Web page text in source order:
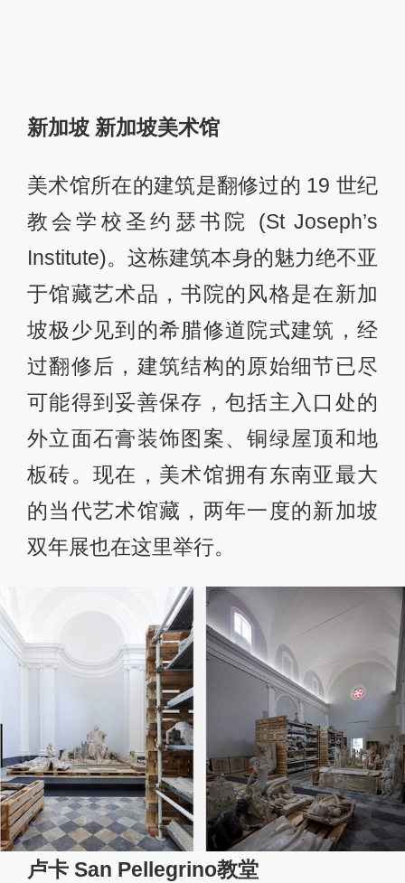
新加坡 新加坡美术馆
美术馆所在的建筑是翻修过的 19 世纪
教会学校圣约瑟书院 (St Joseph’s
Institute)。这栋建筑本身的魅力绝不亚
于馆藏艺术品，书院的风格是在新加
坡极少见到的希腊修道院式建筑，经
过翻修后，建筑结构的原始细节已尽
可能得到妥善保存，包括主入口处的
外立面石膏装饰图案、铜绿屋顶和地
板砖。现在，美术馆拥有东南亚最大
的当代艺术馆藏，两年一度的新加坡
双年展也在这里举行。
卢卡 San Pellegrino教堂